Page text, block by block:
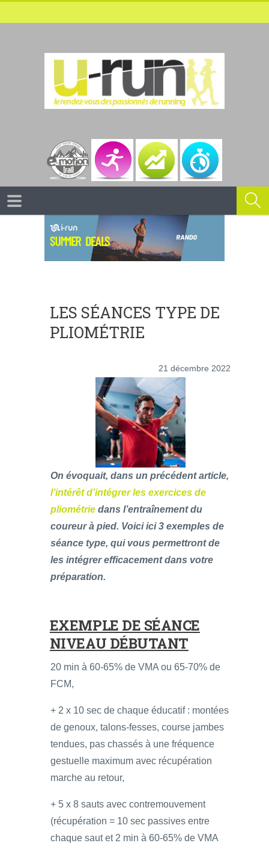
LES SÉANCES TYPE DE
PLIOMÉTRIE
21 décembre 2022
On évoquait, dans un précédent article,
l’intérêt d’intégrer les exercices de
pliométrie dans l’entraînement du
coureur à pied. Voici ici 3 exemples de
séance type, qui vous permettront de
les intégrer efficacement dans votre
préparation.
EXEMPLE DE SÉANCE
NIVEAU DÉBUTANT
20 min à 60-65% de VMA ou 65-70% de
FCM,
+ 2 x 10 sec de chaque éducatif : montées
de genoux, talons-fesses, course jambes
tendues, pas chassés à une fréquence
gestuelle maximum avec récupération
marche au retour,
+ 5 x 8 sauts avec contremouvement
(récupération = 10 sec passives entre
chaque saut et 2 min à 60-65% de VMA